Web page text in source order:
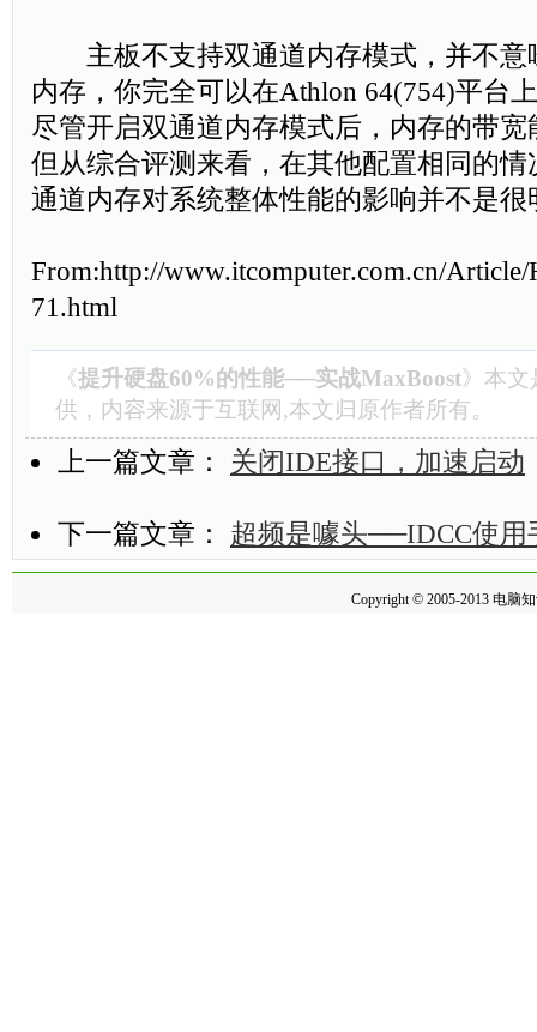
主板不支持双通道内存模式，并不意
内存，你完全可以在Athlon 64(754)平台
尽管开启双通道内存模式后，内存的带
但从综合评测来看，在其他配置相同的
通道内存对系统整体性能的影响并不是
From:http://www.itcomputer.com.cn/Article/
71.html
《提升硬盘60%的性能──实战MaxBoost》本文
供，内容来源于互联网,本文归原作者所有。
上一篇文章： 关闭IDE接口，加速启动
下一篇文章： 超频是噱头──IDCC使用
Copyright © 2005-2013 电脑